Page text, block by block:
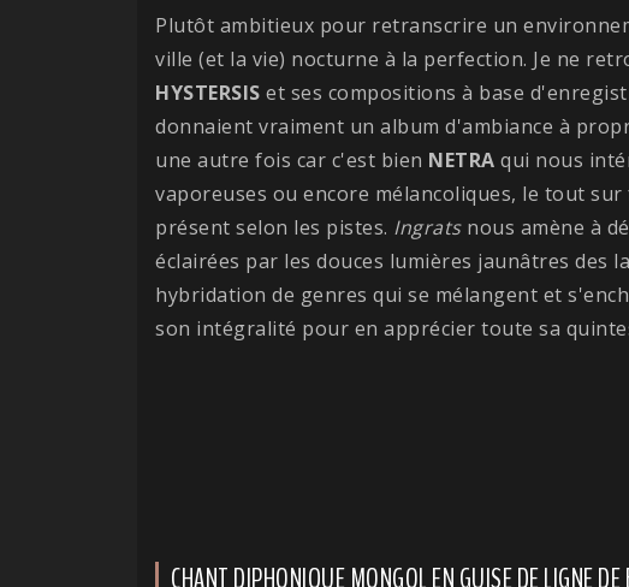
Plutôt ambitieux pour retranscrire un
ville (et la vie) nocturne à la perfection. Je ne
HYSTERSIS et ses compositions à base
donnaient vraiment un album d'ambiance à
une autre fois car c'est bien NETRA qui nous
vaporeuses ou encore mélancoliques, le tout
présent selon les pistes. Ingratsnous amène à
éclairées par les douces lumières jaunâtres des
hybridation de genres qui se mélangent et
son intégralité pour en apprécier toute sa
CHANT DIPHONIQUE MONGOL EN GUISE DE LIGNE DE